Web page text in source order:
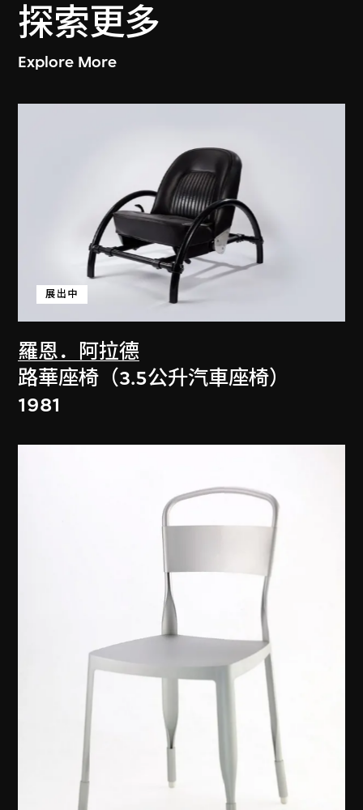
探索更多
Explore More
羅恩．阿拉德
展出中
路華座椅（3.5公升汽車座椅）
1981